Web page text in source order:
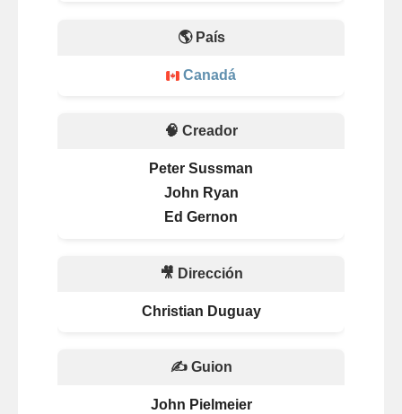
🌎 País
Canadá
🧠 Creador
Peter Sussman
John Ryan
Ed Gernon
🎥 Dirección
Christian Duguay
✍️ Guion
John Pielmeier